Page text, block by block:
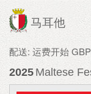
马耳他
配送: 运费开始
2025 Maltese